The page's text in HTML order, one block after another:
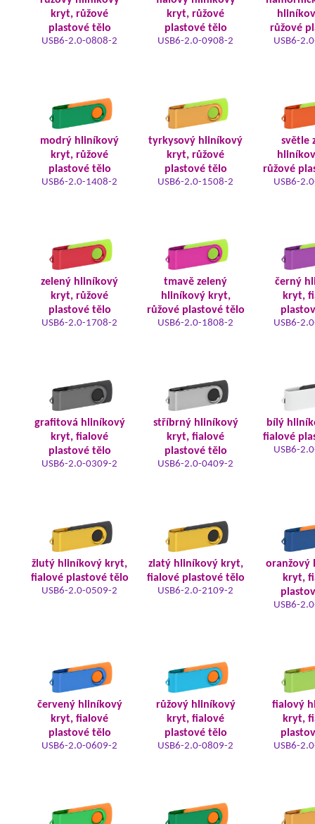
kryt, růžové
plastové tělo
USB6-2.0-0808-2
kryt, růžové
plastové tělo
USB6-2.0-0908-2
růžové
USB6-
modrý hliníkový
kryt, růžové
plastové tělo
USB6-2.0-1408-2
tyrkysový hliníkový
kryt, růžové
plastové tělo
USB6-2.0-1508-2
světle
růžové
USB6-
zelený hliníkový
kryt, růžové
plastové tělo
USB6-2.0-1708-2
tmavě zelený
hliníkový kryt,
růžové plastové tělo
USB6-2.0-1808-2
černý
kryt,
USB6-
grafitová hliníkový
kryt, fialové
plastové tělo
USB6-2.0-0309-2
stříbrný hliníkový
kryt, fialové
plastové tělo
USB6-2.0-0409-2
bílý
fialové
USB6-
žlutý hliníkový kryt,
fialové plastové tělo
USB6-2.0-0509-2
zlatý hliníkový kryt,
fialové plastové tělo
USB6-2.0-2109-2
oranžový
kryt,
USB6-
červený hliníkový
kryt, fialové
plastové tělo
USB6-2.0-0609-2
růžový hliníkový
kryt, fialové
plastové tělo
USB6-2.0-0809-2
fialový
kryt,
USB6-